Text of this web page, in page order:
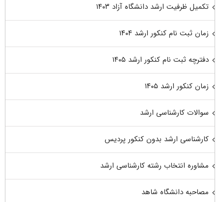
تکمیل ظرفیت ارشد دانشگاه آزاد ۱۴۰۳
زمان ثبت نام کنکور ارشد ۱۴۰۴
دفترچه ثبت نام کنکور ارشد ۱۴۰۵
زمان کنکور ارشد ۱۴۰۵
سوالات کارشناسی ارشد
کارشناسی ارشد بدون کنکور پردیس
مشاوره انتخاب رشته کارشناسی ارشد
مصاحبه دانشگاه شاهد